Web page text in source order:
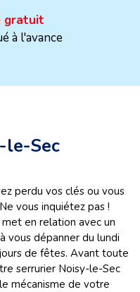
gratuit
à l'avance
le-Sec
perdu vos clés ou vous
vous inquiétez pas !
en relation avec un
vous dépanner du lundi
de fêtes. Avant toute
serrurier Noisy-le-Sec
mécanisme de votre